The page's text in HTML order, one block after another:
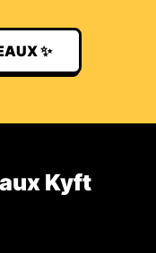
✨
Kyft​